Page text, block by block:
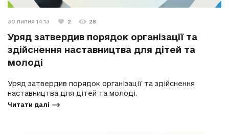
30 липня 14:13 2 28
Уряд затвердив порядок організації та
здійснення наставництва для дітей та
молоді
Уряд затвердив порядок організації та здійснення
наставництва для дітей та молоді.
Читати далі